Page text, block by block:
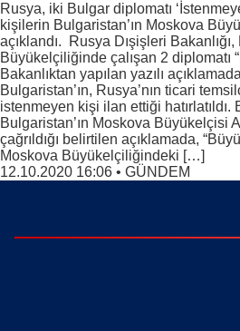
Rusya, iki Bulgar diplomatı
kişilerin Bulgaristan’ın Moskova
açıklandı. Rusya Dışişleri
Büyükelçiliğinde çalışan 2 diplomatı
Bakanlıktan yapılan yazılı
Bulgaristan’ın, Rusya’nın ticari
istenmeyen kişi ilan ettiği
Bulgaristan’ın Moskova Büyükelçisi
çağrıldığı belirtilen açıklamada,
Moskova Büyükelçiliğindeki […]
12.10.2020 16:06 • GÜNDEM